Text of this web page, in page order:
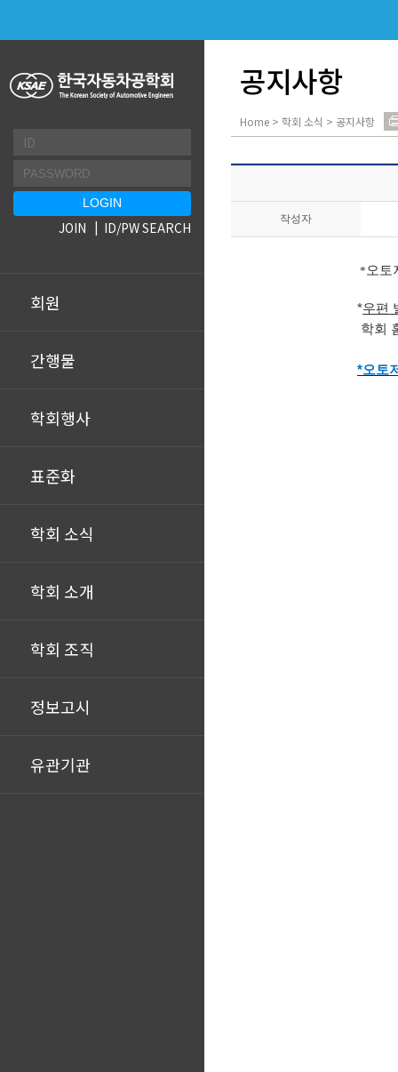
회원
간행물
학회행사
표준화
학회 소식
학회 소개
학회 조직
정보고시
유관기관
JOIN ID/PW SEARCH
공지사항
Home > 학회 소식 > 공지사항
작성자
* 오토
*우편
학회 홈페
*오토